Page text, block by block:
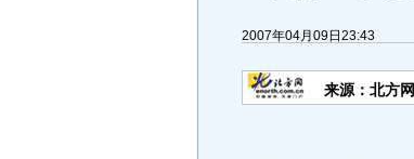
2007年04月09日23:43
来源：北方网